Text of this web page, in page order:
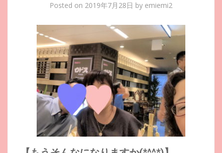
Posted on 2019年7月28日 by emiemi2